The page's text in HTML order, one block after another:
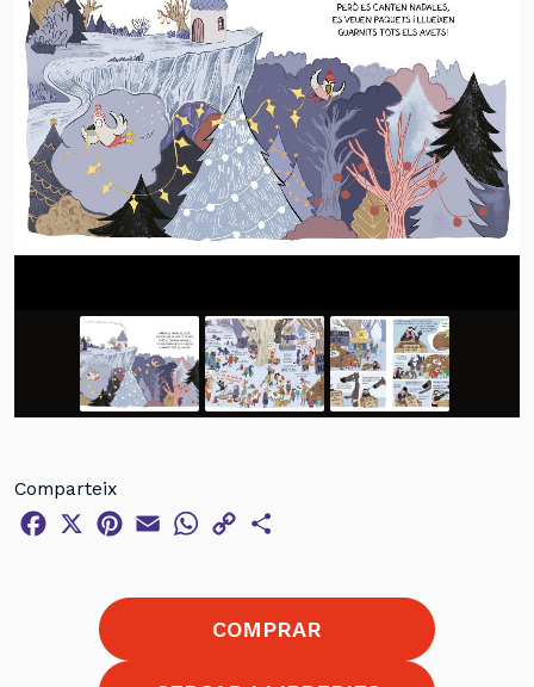
Comparteix
Facebook
X Pinterest
Email WhatsApp
Copy
Link
COMPRAR